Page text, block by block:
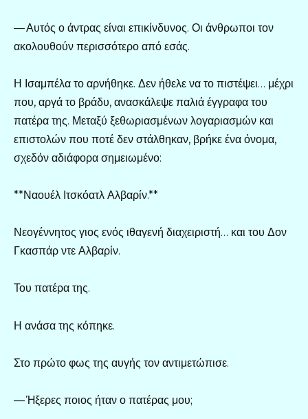
— Αυτός ο άντρας είναι επικίνδυνος. Οι άνθρωποι τον
ακολουθούν περισσότερο από εσάς.
Η Ισαμπέλα το αρνήθηκε. Δεν ήθελε να το πιστέψει… μέχρι
που, αργά το βράδυ, ανασκάλεψε παλιά έγγραφα του
πατέρα της. Μεταξύ ξεθωριασμένων λογαριασμών και
επιστολών που ποτέ δεν στάλθηκαν, βρήκε ένα όνομα,
σχεδόν αδιάφορα σημειωμένο:
**Ναουέλ Ιτσκόατλ Αλβαρίν.**
Νεογέννητος γιος ενός ιθαγενή διαχειριστή… και του Δον
Γκασπάρ ντε Αλβαρίν.
Του πατέρα της.
Η ανάσα της κόπηκε.
Στο πρώτο φως της αυγής τον αντιμετώπισε.
— Ήξερες ποιος ήταν ο πατέρας μου;